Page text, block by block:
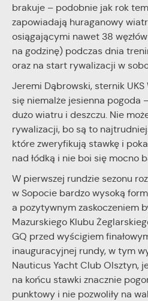
brakuje – podobnie jak rok
zapowiadają huraganowy
osiągającymi nawet 38
na godzinę) podczas dnia
oraz na start rywalizacji w
Jeremi Dąbrowski, sternik UKS
się niemalże jesienna pogoda
dużo wiatru i deszczu. Nie
rywalizacji, bo są to
które zweryfikują stawkę i
nad łódką i nie boi się mocno
W pierwszej rundzie sezonu
w Sopocie bardzo wysoką
a pozytywnym zaskoczeniem
Mazurskiego Klubu
GQ przed wyścigiem
inauguracyjnej rundy, w tym
Nauticus Yacht Club Olsztyn,
na końcu stawki znacznie
punktowy i nie pozwoliły na